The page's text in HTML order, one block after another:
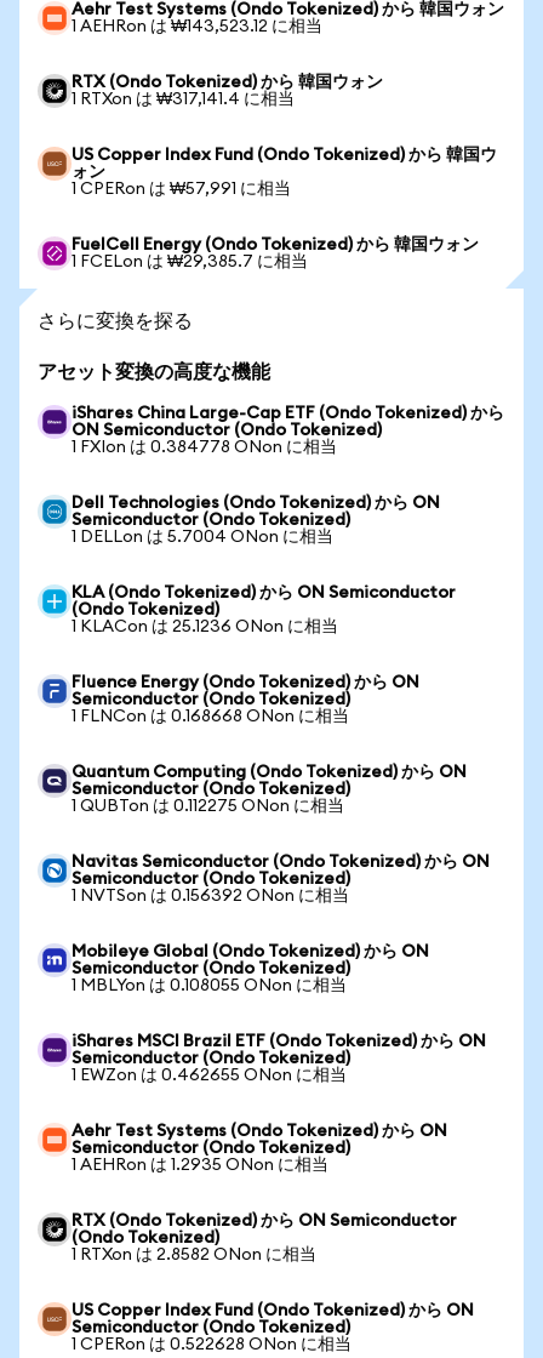
Aehr Test Systems (Ondo Tokenized) から 韓国ウォン
1 AEHRon は ₩143,523.12 に相当
RTX (Ondo Tokenized) から 韓国ウォン
1 RTXon は ₩317,141.4 に相当
US Copper Index Fund (Ondo Tokenized) から 韓国ウ
ォン
1 CPERon は ₩57,991 に相当
FuelCell Energy (Ondo Tokenized) から 韓国ウォン
1 FCELon は ₩29,385.7 に相当
さらに変換を探る
アセット変換の高度な機能
iShares China Large-Cap ETF (Ondo Tokenized) から
ON Semiconductor (Ondo Tokenized)
1 FXIon は 0.384778 ONon に相当
Dell Technologies (Ondo Tokenized) から ON
Semiconductor (Ondo Tokenized)
1 DELLon は 5.7004 ONon に相当
KLA (Ondo Tokenized) から ON Semiconductor
(Ondo Tokenized)
1 KLACon は 25.1236 ONon に相当
Fluence Energy (Ondo Tokenized) から ON
Semiconductor (Ondo Tokenized)
1 FLNCon は 0.168668 ONon に相当
Quantum Computing (Ondo Tokenized) から ON
Semiconductor (Ondo Tokenized)
1 QUBTon は 0.112275 ONon に相当
Navitas Semiconductor (Ondo Tokenized) から ON
Semiconductor (Ondo Tokenized)
1 NVTSon は 0.156392 ONon に相当
Mobileye Global (Ondo Tokenized) から ON
Semiconductor (Ondo Tokenized)
1 MBLYon は 0.108055 ONon に相当
iShares MSCI Brazil ETF (Ondo Tokenized) から ON
Semiconductor (Ondo Tokenized)
1 EWZon は 0.462655 ONon に相当
Aehr Test Systems (Ondo Tokenized) から ON
Semiconductor (Ondo Tokenized)
1 AEHRon は 1.2935 ONon に相当
RTX (Ondo Tokenized) から ON Semiconductor
(Ondo Tokenized)
1 RTXon は 2.8582 ONon に相当
US Copper Index Fund (Ondo Tokenized) から ON
Semiconductor (Ondo Tokenized)
1 CPERon は 0.522628 ONon に相当